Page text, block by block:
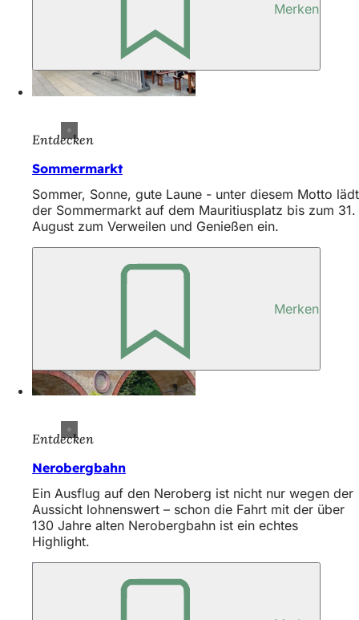
Merken
Entdecken
Sommermarkt
Sommer, Sonne, gute Laune - unter diesem Motto lädt
der Sommermarkt auf dem Mauritiusplatz bis zum 31.
August zum Verweilen und Genießen ein.
Merken
Entdecken
Nerobergbahn
Ein Ausflug auf den Neroberg ist nicht nur wegen der
Aussicht lohnenswert – schon die Fahrt mit der über
130 Jahre alten Nerobergbahn ist ein echtes
Highlight.